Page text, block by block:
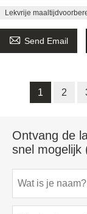
Lekvrije
 Send Email
1 2
Ontvang de
snel mogelijk